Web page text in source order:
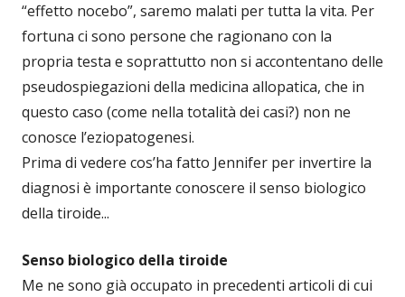
“effetto nocebo”, saremo malati per tutta la vita. Per
fortuna ci sono persone che ragionano con la
propria testa e soprattutto non si accontentano delle
pseudospiegazioni della medicina allopatica, che in
questo caso (come nella totalità dei casi?) non ne
conosce l’eziopatogenesi.
Prima di vedere cos’ha fatto Jennifer per invertire la
diagnosi è importante conoscere il senso biologico
della tiroide...
Senso biologico della tiroide
Me ne sono già occupato in precedenti articoli di cui